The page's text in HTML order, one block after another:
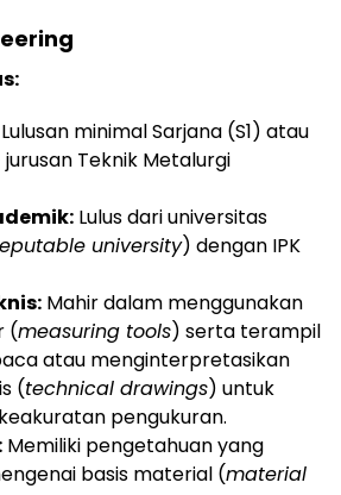
Lulusan minimal Sarjana (S1) atau
Teknik Metalurgi
Lulus dari universitas
university) dengan IPK
Mahir dalam menggunakan
(measuring tools) serta terampil
atau menginterpretasikan
(technical drawings) untuk
pengukuran.
Memiliki pengetahuan yang
basis material (material